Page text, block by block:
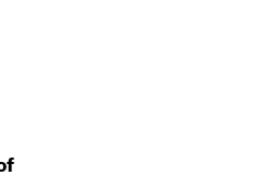
criteria: